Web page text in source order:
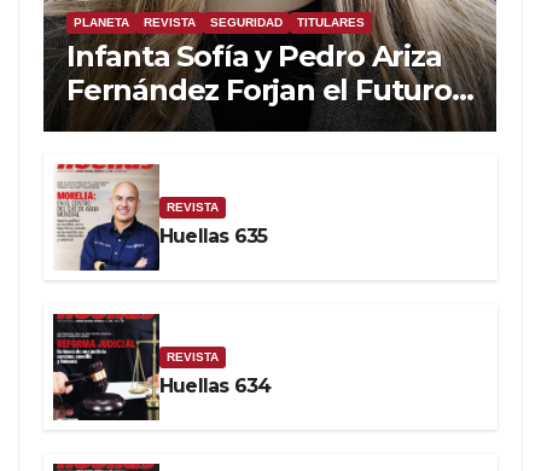
PLANETA REVISTA SEGURIDAD TITULARES
Infanta Sofía y Pedro Ariza
Fernández Forjan el Futuro
de la Soberanía Real
REVISTA
Huellas 635
REVISTA
Huellas 634